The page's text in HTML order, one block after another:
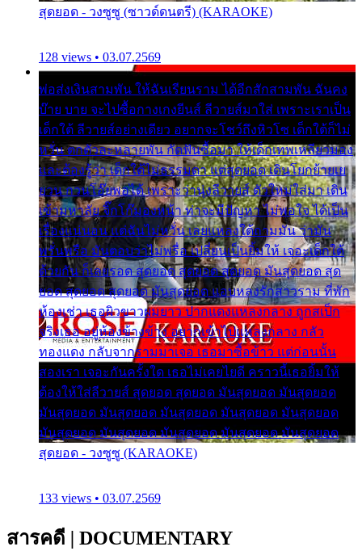
สุดยอด - วงซูซู (ซาวด์ดนตรี) (KARAOKE)
128 views • 03.07.2569
พ่อส่งเงินสามพัน ให้ฉันเรียนราม ได้อีกสักสามพัน ฉันคง
บ๊าย บาย จะไปซื้อกางเกงยีนส์ ลีวายส์มาใส่ เพราะเราเป็น
เด็กใต้ ลีวายส์อย่างเดียว อยากจะโชว์ถึงหิวโซ เด็กใต้ก็ไม่
หวั่น ตกตัวละหลายพัน กัดฟันซื้อมา ให้เด็กเทพเหลียวมอง
และต้องรู้ว่า เด็กใต้ไม่ธรรมดา แต่สุดยอด เดินโยกย้ายเย
ยวน กวนโอ๊ยพอได้ เพราะว่านุ่งลีวายส์ ตัวใหม่ใส่มา เดิน
เข้ามหาลัย จิ๊กโก๊มองหน้า ท่าจะมีปัญหา ไม่พอใจ ได้เป็น
เรื่องแน่นอน แต่ฉันไม่หวั่น เลยแหลงใต้ถามมัน ว่ามัน
พรั่นพรือ มันตอบว่าไม่พรื่อ เปลี่ยนเป็นยิ้มให้ เจอะเด็กใต้
ด้วยกัน ก็เลยรอด สุดยอด สุดยอด สุดยอด มันสุดยอด สุด
ยอด สุดยอด สุดยอด มันสุดยอด แอบหลงรักสาวราม ที่พัก
ห้องเช่า เธอผิวขาวผมยาว ปากแดงแหลงกลาง ถูกสเป็ก
จริงเธอ อยู่ห้องข้างข้าง อยากเข้าไปแหลงกลาง กลัว
ทองแดง กลับจากรามมาเจอ เธอมาซื้อข้าว แต่ก่อนนั้น
สองเรา เจอะกันครั้งใด เธอไม่เคยไยดี คราวนี้เธอยิ้มให้
ต้องให้ใส่ลีวายส์ สุดยอด สุดยอด มันสุดยอด มันสุดยอด
มันสุดยอด มันสุดยอด มันสุดยอด มันสุดยอด มันสุดยอด
มันสุดยอด มันสุดยอด มันสุดยอด มันสุดยอด มันสุดยอด
สุดยอด - วงซูซู (KARAOKE)
133 views • 03.07.2569
สารคดี | DOCUMENTARY